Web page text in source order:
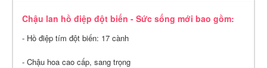
Chậu lan hồ điệp đột biến - Sức sống mới bao gồm:
- Hồ điệp tím đột biến: 17 cành
- Chậu hoa cao cấp, sang trọng